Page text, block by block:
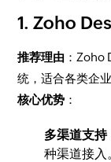
1.Zoho
推荐理由 ：Zoho
统，适合各类企业
核心优势 ：
多渠道支持
种渠道接入